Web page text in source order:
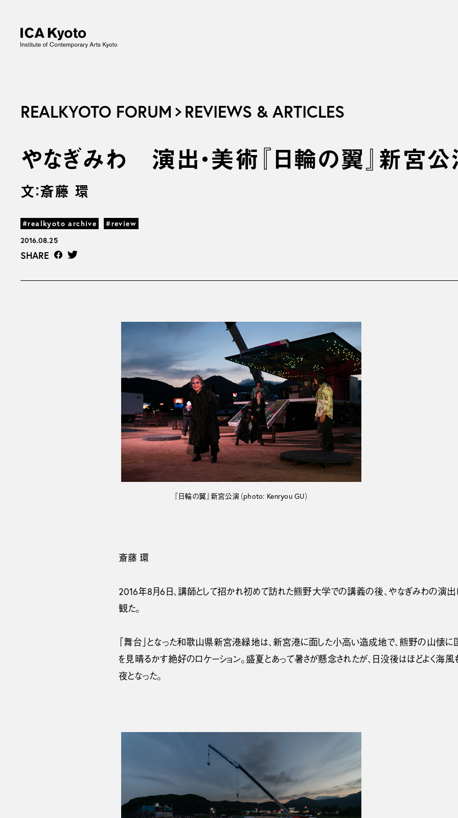
REALKYOTO FORUM REVIEWS & ARTICLES
やなぎみわ 演出・美術『日輪の翼』新宮公
文：斎藤 環
#realkyoto archive
#review
2016.08.25
SHARE
『日輪の翼』新宮公演（photo: Kenryou GU）
斎藤 環
2016年8月6日、講師として招かれ初めて訪れた熊野大学での講義の後、やなぎみわの演出
観た。
「舞台」となった和歌山県新宮港緑地は、新宮港に面した小高い造成地で、熊野の山懐
を見晴るかす絶好のロケーション。盛夏とあって暑さが懸念されたが、日没後はほどよく
夜となった。